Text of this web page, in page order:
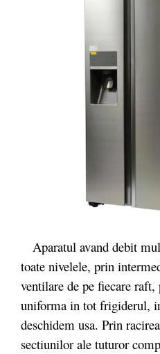
Aparatul avand debit
toate nivelele, prin
ventilare de pe fiecare raft,
uniforma in tot frigiderul,
deschidem usa. Prin
sectiunilor ale tuturor